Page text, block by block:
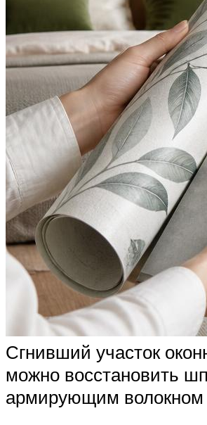
Сгнивший участок
можно восстановить
армирующим волокном